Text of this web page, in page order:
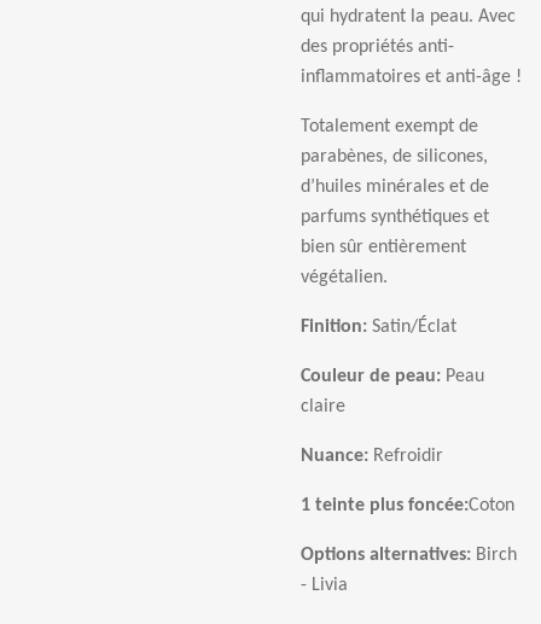
qui hydratent la peau. Avec
des propriétés anti-
inflammatoires et anti-âge !
Totalement exempt de
parabènes, de silicones,
d’huiles minérales et de
parfums synthétiques et
bien sûr entièrement
végétalien.
Finition: Satin/Éclat
Couleur de peau: Peau
claire
Nuance: Refroidir
1 teinte plus foncée:Coton
Options alternatives: Birch
- Livia